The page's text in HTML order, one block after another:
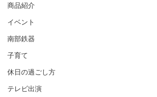
商品紹介
イベント
南部鉄器
子育て
休日の過ごし方
テレビ出演